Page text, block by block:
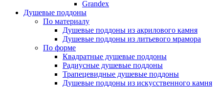
Grandex
Душевые поддоны
По материалу
Душевые поддоны из акрилового камня
Душевые поддоны из литьевого мрамора
По форме
Квадратные душевые поддоны
Радиусные душевые поддоны
Трапецевидные душевые поддоны
Душевые поддоны из искусственного камня